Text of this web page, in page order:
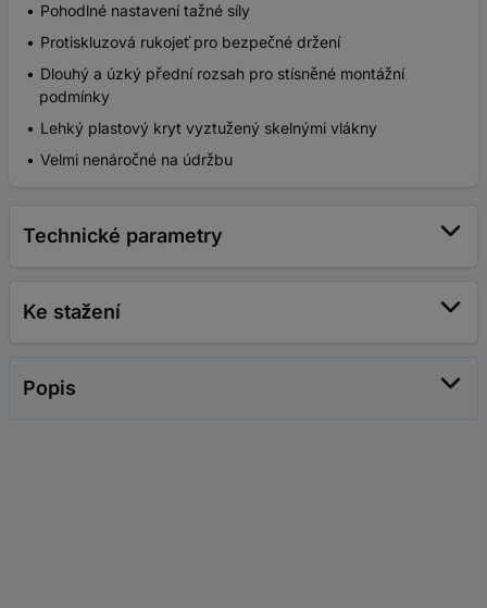
Pohodlné nastavení tažné síly
Protiskluzová rukojeť pro bezpečné držení
Dlouhý a úzký přední rozsah pro stísněné montážní
podmínky
Lehký plastový kryt vyztužený skelnými vlákny
Velmi nenáročné na údržbu
Technické parametry
Ke stažení
Popis